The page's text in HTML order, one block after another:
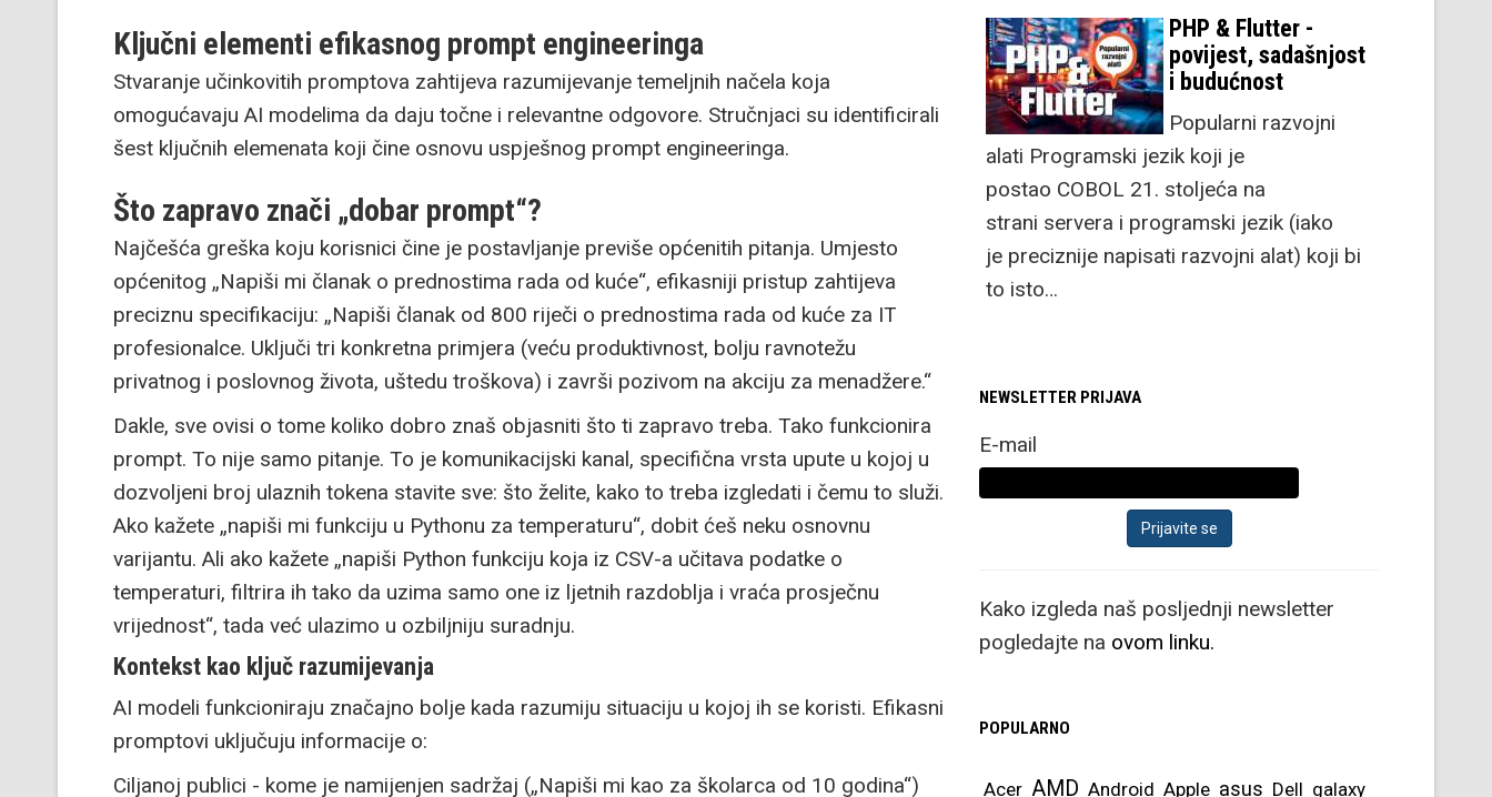
Ključni elementi efikasnog prompt engineeringa
Stvaranje učinkovitih promptova zahtijeva razumijevanje temeljnih načela koja
omogućavaju AI modelima da daju točne i relevantne odgovore. Stručnjaci su identificirali
šest ključnih elemenata koji čine osnovu uspješnog prompt engineeringa.
Što zapravo znači „dobar prompt“?
Najčešća greška koju korisnici čine je postavljanje previše općenitih pitanja. Umjesto
općenitog „Napiši mi članak o prednostima rada od kuće“, efikasniji pristup zahtijeva
preciznu specifikaciju: „Napiši članak od 800 riječi o prednostima rada od kuće za IT
profesionalce. Uključi tri konkretna primjera (veću produktivnost, bolju ravnotežu
privatnog i poslovnog života, uštedu troškova) i završi pozivom na akciju za menadžere.“
Dakle, sve ovisi o tome koliko dobro znaš objasniti što ti zapravo treba. Tako funkcionira
prompt. To nije samo pitanje. To je komunikacijski kanal, specifična vrsta upute u kojoj u
dozvoljeni broj ulaznih tokena stavite sve: što želite, kako to treba izgledati i čemu to služi.
Ako kažete „napiši mi funkciju u Pythonu za temperaturu“, dobit ćeš neku osnovnu
varijantu. Ali ako kažete „napiši Python funkciju koja iz CSV-a učitava podatke o
temperaturi, filtrira ih tako da uzima samo one iz ljetnih razdoblja i vraća prosječnu
vrijednost“, tada već ulazimo u ozbiljniju suradnju.
Kontekst kao ključ razumijevanja
AI modeli funkcioniraju značajno bolje kada razumiju situaciju u kojoj ih se koristi. Efikasni
promptovi uključuju informacije o:
Ciljanoj publici - kome je namijenjen sadržaj („Napiši mi kao za školarca od 10 godina“)
PHP & Flutter -
povijest, sadašnjost
i budućnost
Popularni razvojni
alati Programski jezik koji je
postao COBOL 21. stoljeća na
strani servera i programski jezik (iako
je preciznije napisati razvojni alat) koji bi
to isto…
NEWSLETTER PRIJAVA
E-mail
Kako izgleda naš posljednji newsletter
pogledajte na ovom linku.
POPULARNO
Acer AMD Android Apple asus Dell galaxy